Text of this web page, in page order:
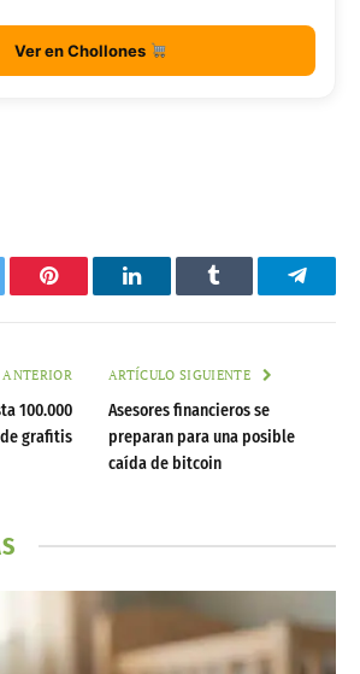
Ver en Chollones
Pinterest LinkedInTumblr
100.000
grafitis
ARTÍCULO SIGUIENTE
Asesores financieros se
preparan para una posible
caída de bitcoin